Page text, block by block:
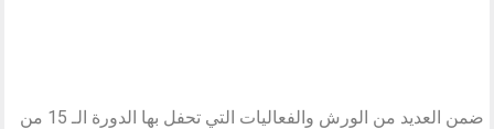
ضمن العديد من الورش والفعاليات التي تحفل بها الدورة الـ 15 من